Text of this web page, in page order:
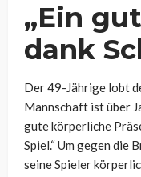
„Ein
dank
Der 49-Jährige lobt
Mannschaft ist über
gute körperliche
Spiel.“ Um gegen die
seine Spieler